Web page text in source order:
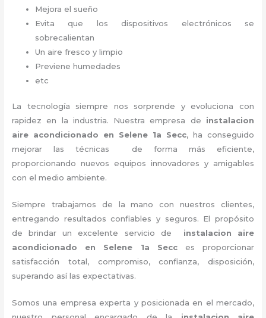
Mejora el sueño
Evita que los dispositivos electrónicos se
sobrecalientan
Un aire fresco y limpio
Previene humedades
etc
La tecnología siempre nos sorprende y evoluciona con
rapidez en la industria. Nuestra empresa de instalacion
aire acondicionado en Selene 1a Secc, ha conseguido
mejorar las técnicas de forma más eficiente,
proporcionando nuevos equipos innovadores y amigables
con el medio ambiente.
Siempre trabajamos de la mano con nuestros clientes,
entregando resultados confiables y seguros. El propósito
de brindar un excelente servicio de instalacion aire
acondicionado en Selene 1a Secc
es proporcionar
satisfacción total, compromiso, confianza, disposición,
superando así las expectativas.
Somos una empresa experta y posicionada en el mercado,